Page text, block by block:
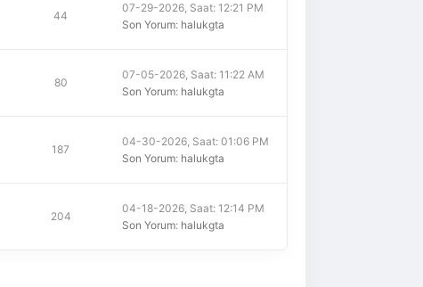
44
07-29-2026, Saat: 12:21 PM
Son Yorum: halukgta
80
07-05-2026, Saat: 11:22 AM
Son Yorum: halukgta
187
04-30-2026, Saat: 01:06 PM
Son Yorum: halukgta
204
04-18-2026, Saat: 12:14 PM
Son Yorum: halukgta